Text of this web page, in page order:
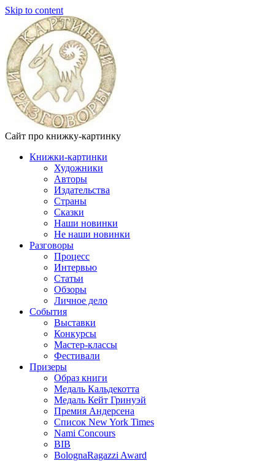
Skip to content
Сайт про книжку-картинку
Книжки-картинки
Художники
Авторы
Издательства
Страны
Сказки
Наши новинки
Не наши новинки
Разговоры
Процесс
Интервью
Статьи
Обзоры
Личное дело
События
Выставки
Конкурсы
Мастер-классы
Фестивали
Призеры
Образ книги
Медаль Кальдекотта
Медаль Кейт Гринуэй
Премия Андерсена
Список New York Times
Nami Concours
BIB
BolognaRagazzi Award